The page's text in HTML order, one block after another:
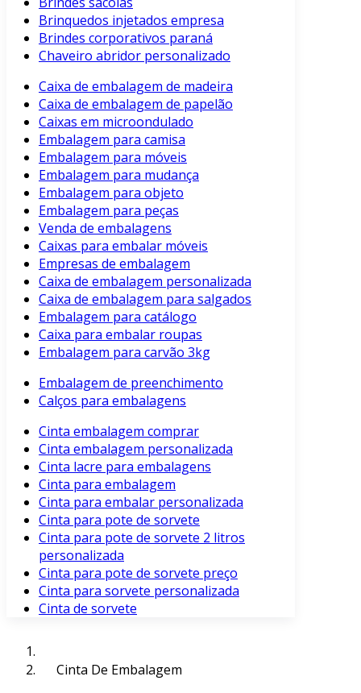
Brinquedos injetados empresa
Brindes corporativos paraná
Chaveiro abridor personalizado
Caixa de embalagem de madeira
Caixa de embalagem de papelão
Caixas em microondulado
Embalagem para camisa
Embalagem para móveis
Embalagem para mudança
Embalagem para objeto
Embalagem para peças
Venda de embalagens
Caixas para embalar móveis
Empresas de embalagem
Caixa de embalagem personalizada
Caixa de embalagem para salgados
Embalagem para catálogo
Caixa para embalar roupas
Embalagem para carvão 3kg
Embalagem de preenchimento
Calços para embalagens
Cinta embalagem comprar
Cinta embalagem personalizada
Cinta lacre para embalagens
Cinta para embalagem
Cinta para embalar personalizada
Cinta para pote de sorvete
Cinta para pote de sorvete 2 litros
personalizada
Cinta para pote de sorvete preço
Cinta para sorvete personalizada
Cinta de sorvete
Cinta De Embalagem